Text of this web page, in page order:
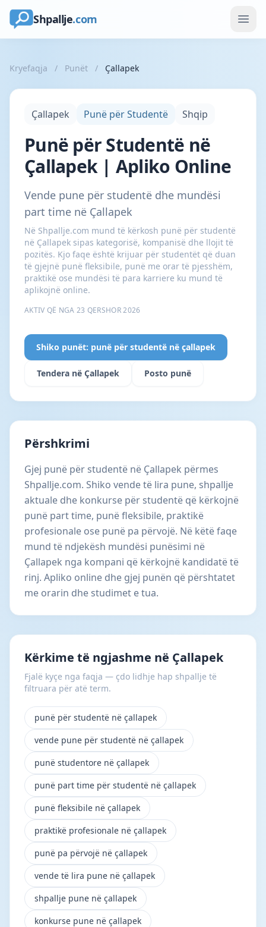
Shpallje.com
Kryefaqja / Punët / Çallapek
Çallapek Punë për Studentë Shqip
Punë për Studentë në
Çallapek | Apliko Online
Vende pune për studentë dhe mundësi
part time në Çallapek
Në Shpallje.com mund të kërkosh punë për studentë
në Çallapek sipas kategorisë, kompanisë dhe llojit të
pozitës. Kjo faqe është krijuar për studentët që duan
të gjejnë punë fleksibile, punë me orar të pjesshëm,
praktikë ose mundësi të para karriere ku mund të
aplikojnë online.
AKTIV QË NGA 23 QERSHOR 2026
Shiko punët: punë për studentë në çallapek
Tendera në Çallapek Posto punë
Përshkrimi
Gjej punë për studentë në Çallapek përmes
Shpallje.com. Shiko vende të lira pune, shpallje
aktuale dhe konkurse për studentë që kërkojnë
punë part time, punë fleksibile, praktikë
profesionale ose punë pa përvojë. Në këtë faqe
mund të ndjekësh mundësi punësimi në
Çallapek nga kompani që kërkojnë kandidatë të
rinj. Apliko online dhe gjej punën që përshtatet
me orarin dhe studimet e tua.
Kërkime të ngjashme në Çallapek
Fjalë kyçe nga faqja — çdo lidhje hap shpallje të
filtruara për atë term.
punë për studentë në çallapek
vende pune për studentë në çallapek
punë studentore në çallapek
punë part time për studentë në çallapek
punë fleksibile në çallapek
praktikë profesionale në çallapek
punë pa përvojë në çallapek
vende të lira pune në çallapek
shpallje pune në çallapek
konkurse pune në çallapek